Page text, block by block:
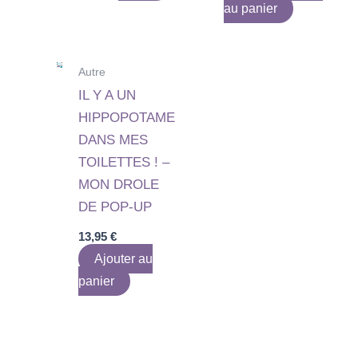
au panier
Autre
IL Y A UN
HIPPOPOTAME
DANS MES
TOILETTES ! –
MON DROLE
DE POP-UP
13,95€
Ajouter au
panier